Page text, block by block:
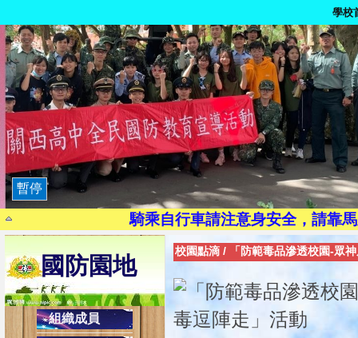
學校
暫停
9月21日為國家防災日
路口
染毒一次，代
茫一時，悔
珍惜生
騎乘自行車請注意身安全，請靠
現代國民應有交通安全三素養：1.搭乘大
2.乘副駕駛座，協助司機安全操作，避
校內
健康上網一起來:「
避免LINE發生盜用詐騙之2
國防園地
組織成員
校園點滴 / 「防範毒品滲透校園-眾